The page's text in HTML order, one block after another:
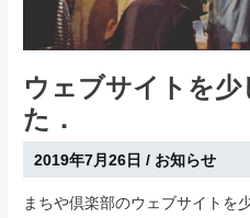
ウェブサイトを
た．
2019年7月26日 / お知らせ
まちや倶楽部のウェブサイトを